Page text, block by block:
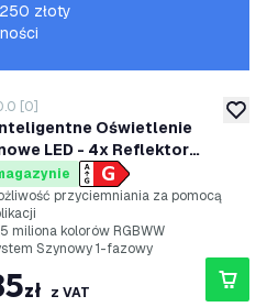
Oświetlenie
LED - 4x Reflektor
- 4.9W - RGB+CCT -
Przyciemniania -
Szynowy 1-fazowy -
oceny
[0]
przyciemniania za pomocą
miliona kolorów RGBWW
Szynowy 1-fazowy
zł z VAT
złoty